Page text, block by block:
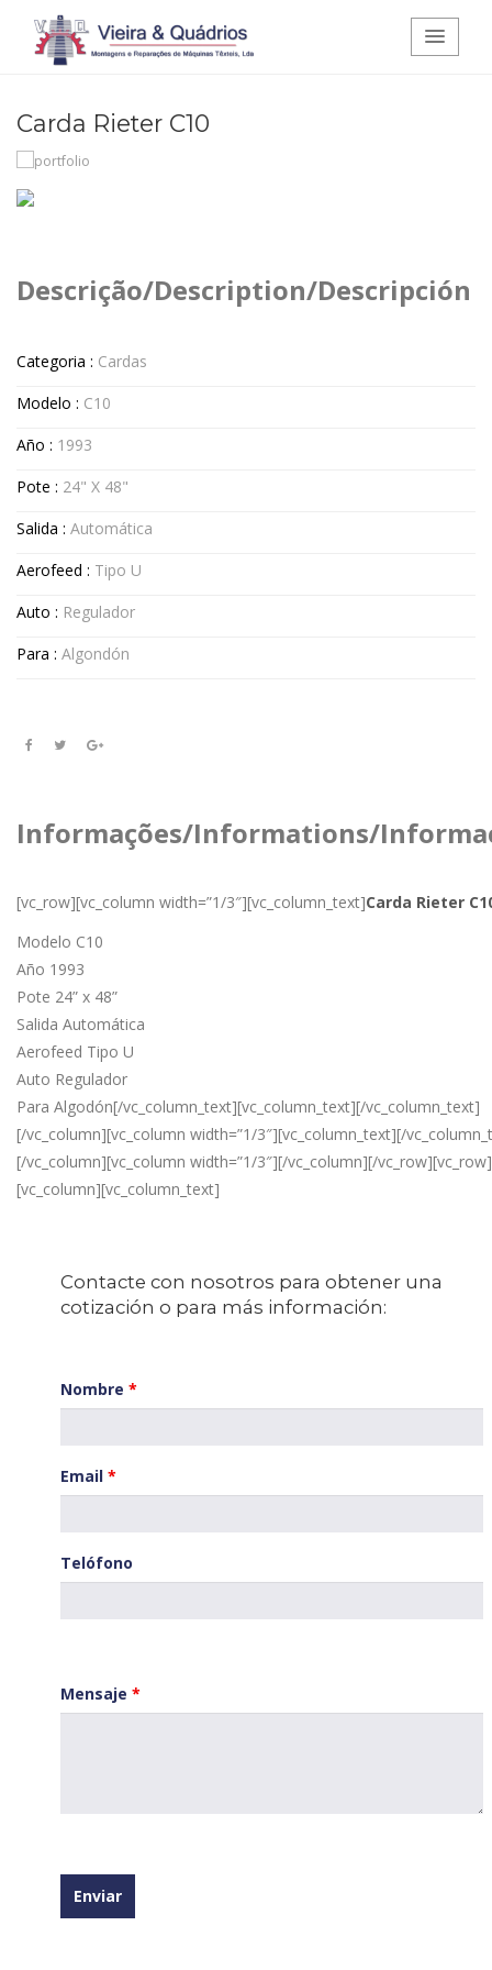
Vieira e Quádrios - Montagens e
Reparações de Máquinas Têxteis,
Lda.
Carda Rieter C10
Descrição/Description/Descripción
Categoria : Cardas
Modelo : C10
Año : 1993
Pote : 24" X 48"
Salida : Automática
Aerofeed : Tipo U
Auto : Regulador
Para : Algondón
Informações/Informations/
[vc_row][vc_column width=”1/3″][vc_column_text]Carda Rieter
Modelo C10
Año 1993
Pote 24” x 48”
Salida Automática
Aerofeed Tipo U
Auto Regulador
Para Algodón[/vc_column_text][vc_column_text][/vc_column_text]
[/vc_column][vc_column width=”1/3″][vc_column_text][/
[/vc_column][vc_column width=”1/3″][/vc_column][/vc_row][vc_row]
[vc_column][vc_column_text]
Contacte con nosotros para obtener una
cotización o para más información:
Nombre *
Email *
Telófono
Mensaje *